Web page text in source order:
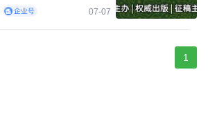
07-07
1